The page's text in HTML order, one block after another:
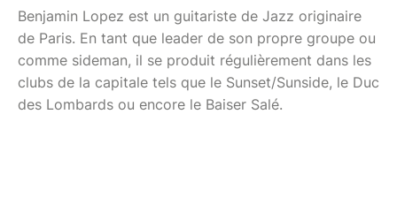
Benjamin Lopez est un guitariste de Jazz originaire
de Paris. En tant que leader de son propre groupe ou
comme sideman, il se produit régulièrement dans les
clubs de la capitale tels que le Sunset/Sunside, le Duc
des Lombards ou encore le Baiser Salé.